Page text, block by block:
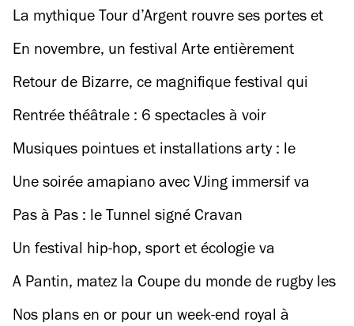
festival rap de la rentrée
La mythique Tour d’Argent rouvre ses portes et
se paye un rooftop d’anthologie
En novembre, un festival Arte entièrement
gratuit à la Gaîté lyrique
Retour de Bizarre, ce magnifique festival qui
célèbre les cultures LGBTQI+
Rentrée théâtrale : 6 spectacles à voir
absolument au Festival d’Automne
Musiques pointues et installations arty : le
festival de la Chapelle XIV s’étale dans le 18e
Une soirée amapiano avec VJing immersif va
secouer un club de Pantin
Pas à Pas : le Tunnel signé Cravan
Un festival hip-hop, sport et écologie va
ambiancer le canal de l’Ourcq
A Pantin, matez la Coupe du monde de rugby les
pieds dans le sable
Nos plans en or pour un week-end royal à